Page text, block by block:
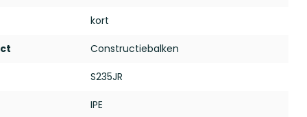
kort
Constructiebalken
S235JR
IPE